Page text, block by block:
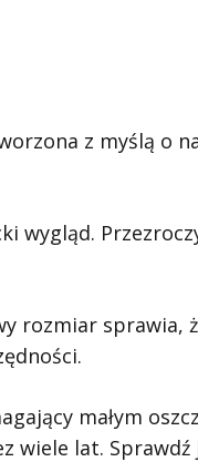
z myślą o
wygląd.
rozmiar sprawia,
małym
wiele lat.